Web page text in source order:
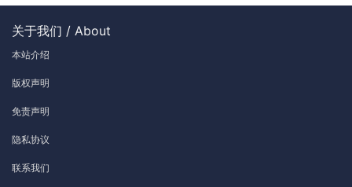
关于我们 / About
本站介绍
版权声明
免责声明
隐私协议
联系我们